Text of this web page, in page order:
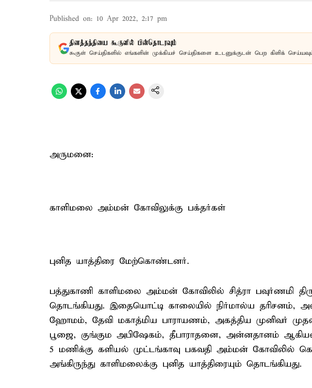
Published on: 10 Apr 2022, 2:17 pm
தினத்தந்தியை கூகுளில் பின்தொடரவும்
கூகுள் செய்திகளில் எங்களின் முக்கியச் செய்திகளை உடனுக்குடன் பெற கிளிக்
அருமனை:
காளிமலை அம்மன் கோவிலுக்கு பக்தர்கள்
புனித யாத்திரை மேற்கொண்டனர்.
பத்துகாணி காளிமலை அம்மன் கோவிலில் சித்ரா பவுர்ணமி
தொடங்கியது. இதையொட்டி காலையில் நிர்மால்ய தரிசனம்,
ஹோமம், தேவி மகாத்மிய பாராயணம், அகத்திய முனிவர்
பூஜை, குங்கும அபிஷேகம், தீபாராதனை, அன்னதானம்
5 மணிக்கு களியல் முட்டங்காவு பகவதி அம்மன் கோவிலில்
அங்கிருந்து காளிமலைக்கு புனித யாத்திரையும் தொடங்கியது.